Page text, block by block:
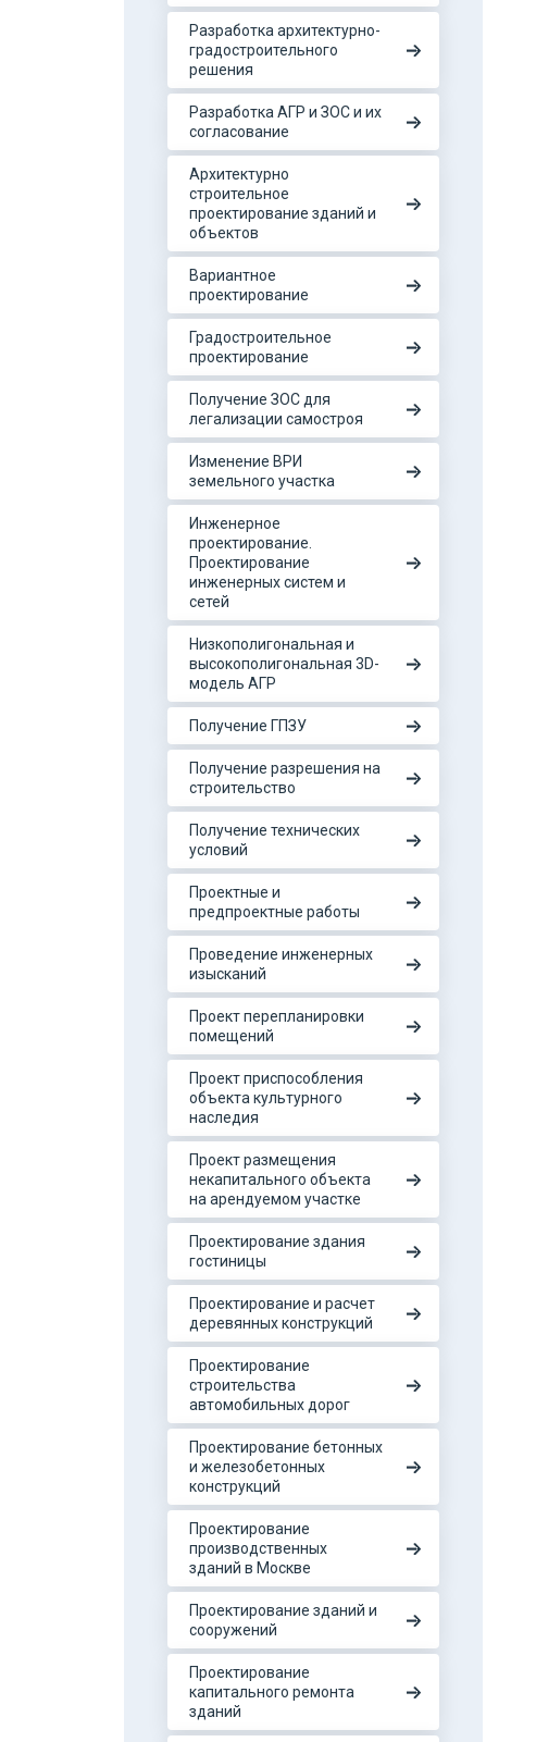
Разработка архитектурно-
градостроительного
решения
Разработка АГР и ЗОС и их
согласование
Архитектурно
строительное
проектирование зданий и
объектов
Вариантное
проектирование
Градостроительное
проектирование
Получение ЗОС для
легализации самостроя
Изменение ВРИ
земельного участка
Инженерное
проектирование.
Проектирование
инженерных систем и
сетей
Низкополигональная и
высокополигональная 3D-
модель АГР
Получение ГПЗУ
Получение разрешения на
строительство
Получение технических
условий
Проектные и
предпроектные работы
Проведение инженерных
изысканий
Проект перепланировки
помещений
Проект приспособления
объекта культурного
наследия
Проект размещения
некапитального объекта
на арендуемом участке
Проектирование здания
гостиницы
Проектирование и расчет
деревянных конструкций
Проектирование
строительства
автомобильных дорог
Проектирование бетонных
и железобетонных
конструкций
Проектирование
производственных
зданий в Москве
Проектирование зданий и
сооружений
Проектирование
капитального ремонта
зданий